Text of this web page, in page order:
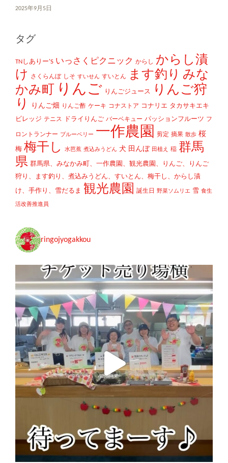
2025年9月5日
タグ
TNしありー'S いっさくピクニック からし からし漬
け
さくらんぼ しそ すいせん すいとん ます釣り みな
かみ町
りんご りんごジュース
りんご狩
り
りんご畑 りんご酢 ケーキ コナストア コナリエ タカサキエキ
ビレッジ テニス ドライりんご バーベキュー パッションフルーツ フ
ロントランナー ブルーベリー 一作農園 剪定 摘果 散歩 桜
梅 梅干し 水芭蕉 煮込みうどん 犬 田んぼ 田植え 稲 群馬
県 群馬県、みなかみ町、一作農園、観光農園、りんご、りんご
狩り、ます釣り、煮込みうどん、すいとん、梅干し、からし漬
け、手作り、雪だるま 観光農園 誕生日 野菜ソムリエ 雪 食生
活改善推進員
ringojyogakkou